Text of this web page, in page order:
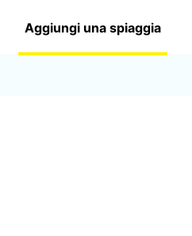
Aggiungi una spiaggia